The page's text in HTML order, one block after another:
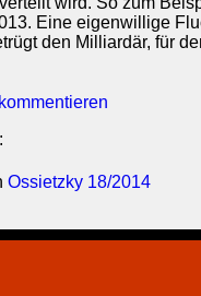
Eine eigenwillige
den Milliardär, für
:
Ossietzky 18/2014